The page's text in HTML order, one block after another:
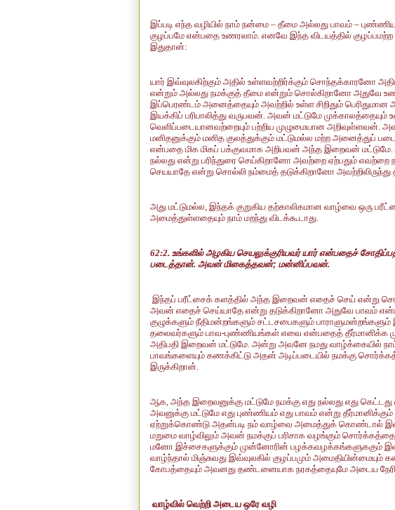
இப்படி எந்த வழியில் நாம் நன்மை – தீமை அல்லது பாவம் –
குழப்பமே என்பதை உணரலாம். எனவே இந்த விடயத்தில் குழப்பமற்ற
இதுதான்:
யார் இவ்வுலகிற்கும் அதில் உள்ளவற்றிர்க்கும் சொந்தக்காரனோ
என்றும் அல்லது நமக்குத் தீமை என்றும் சொல்கிறானோ அதுவே
இப்பெரண்டம் அனைத்தையும் அவற்றில் உள்ள சிறிதும்
இயக்கிப் பரிபாலித்து வருபவன். அவன் மட்டுமே
வெளிப்படையானவற்றையும் பற்றிய முழுமையான அறிவுள்ளவன்.
மனிதனுக்கும் மனித குலத்துக்கும் மட்டுமல்ல மற்ற அனைத்துப்
என்பதை மிக மிகப் பக்குவமாக அறிபவன் அந்த இறைவன்
நல்லது என்று பரிந்துரை செய்கிறானோ அவற்றை ஏற்பதும்
செயயாதே என்று சொல்லி நம்மைத் தடுக்கிறானோ
அது மட்டுமல்ல, இந்தக் குறுகிய தற்காலிகமான வாழ்வை ஒரு
அமைத்துள்ளதையும் நாம் மறந்து விடக்கூடாது.
62:2. உங்களில் அழகிய செயலுக்குரியவர் யார் என்பதைச்
படைத்தான். அவன் மிகைத்தவன்; மன்னிப்பவன்.
இந்தப் பரீட்சைக் களத்தில் அந்த இறைவன் எதைச் செய் என்று
அவன் எதைச் செய்யாதே என்று தடுக்கிறானோ அதுவே பாவம்
குழுக்களும் நீதிமன்றங்களும் சட்டசபைகளும்
தலைவர்களும் பாவ-புண்ணியங்கள் எவை என்பதைத் தீர்மானிக்க
அதிபதி இறைவன் மட்டுமே. அன்று அவனே நமது வாழ்க்கையில்
பாவங்களையும் கணக்கிட்டு அதன் அடிப்படையில் நமக்கு
இருக்கிறான்.
ஆக, அந்த இறைவனுக்கு மட்டுமே நமக்கு எது நல்லது எது
அவனுக்கு மட்டுமே எது புண்ணியம் எது பாவம் என்று
ஏற்றுக்கொண்டு அதன்படி நம் வாழ்வை அமைத்துக் கொண்டால்
மறுமை வாழ்விலும் அவன் நமக்குப் பரிசாக வழங்கும்
மனோ இச்சைகளுக்கும் முன்னோரின் பழக்கவழக்கங்களுககும்
வாழ்ந்தால் மிஞ்சுவது இவ்வுலகில் குழப்பமும்
கோபத்தையும் அவனது தண்டனையாக நரகத்தையுமே அடைய
வாழ்வில் வெற்றி அடைய ஒரே வழி